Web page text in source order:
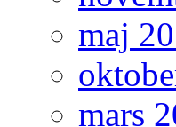
maj
mars